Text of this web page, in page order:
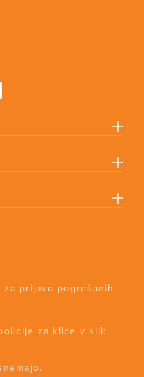
prijavo pogrešanih
za klice v sili: